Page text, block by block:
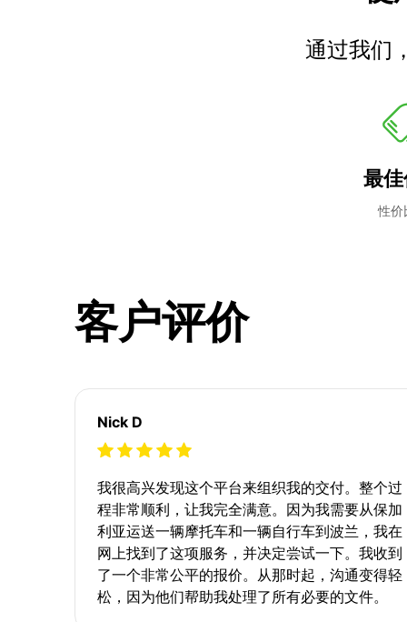
通过我们
最
性价
客户评价
Nick D
我很高兴发现这个平台来组织我的交付。整个过
程非常顺利，让我完全满意。因为我需要从保加
利亚运送一辆摩托车和一辆自行车到波兰，我在
网上找到了这项服务，并决定尝试一下。我收到
了一个非常公平的报价。从那时起，沟通变得轻
松，因为他们帮助我处理了所有必要的文件。